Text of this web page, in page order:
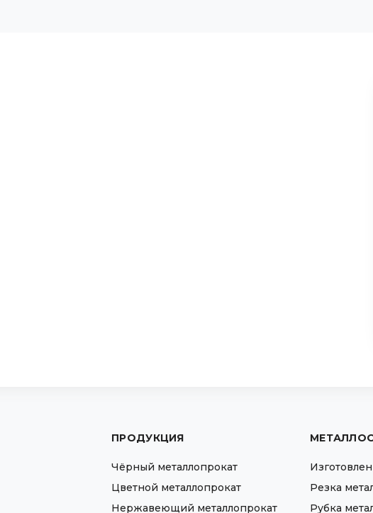
ПРОДУКЦИЯ
Чёрный металлопрокат
Цветной металлопрокат
Нержавеющий металлопрокат
Резка
Рубка